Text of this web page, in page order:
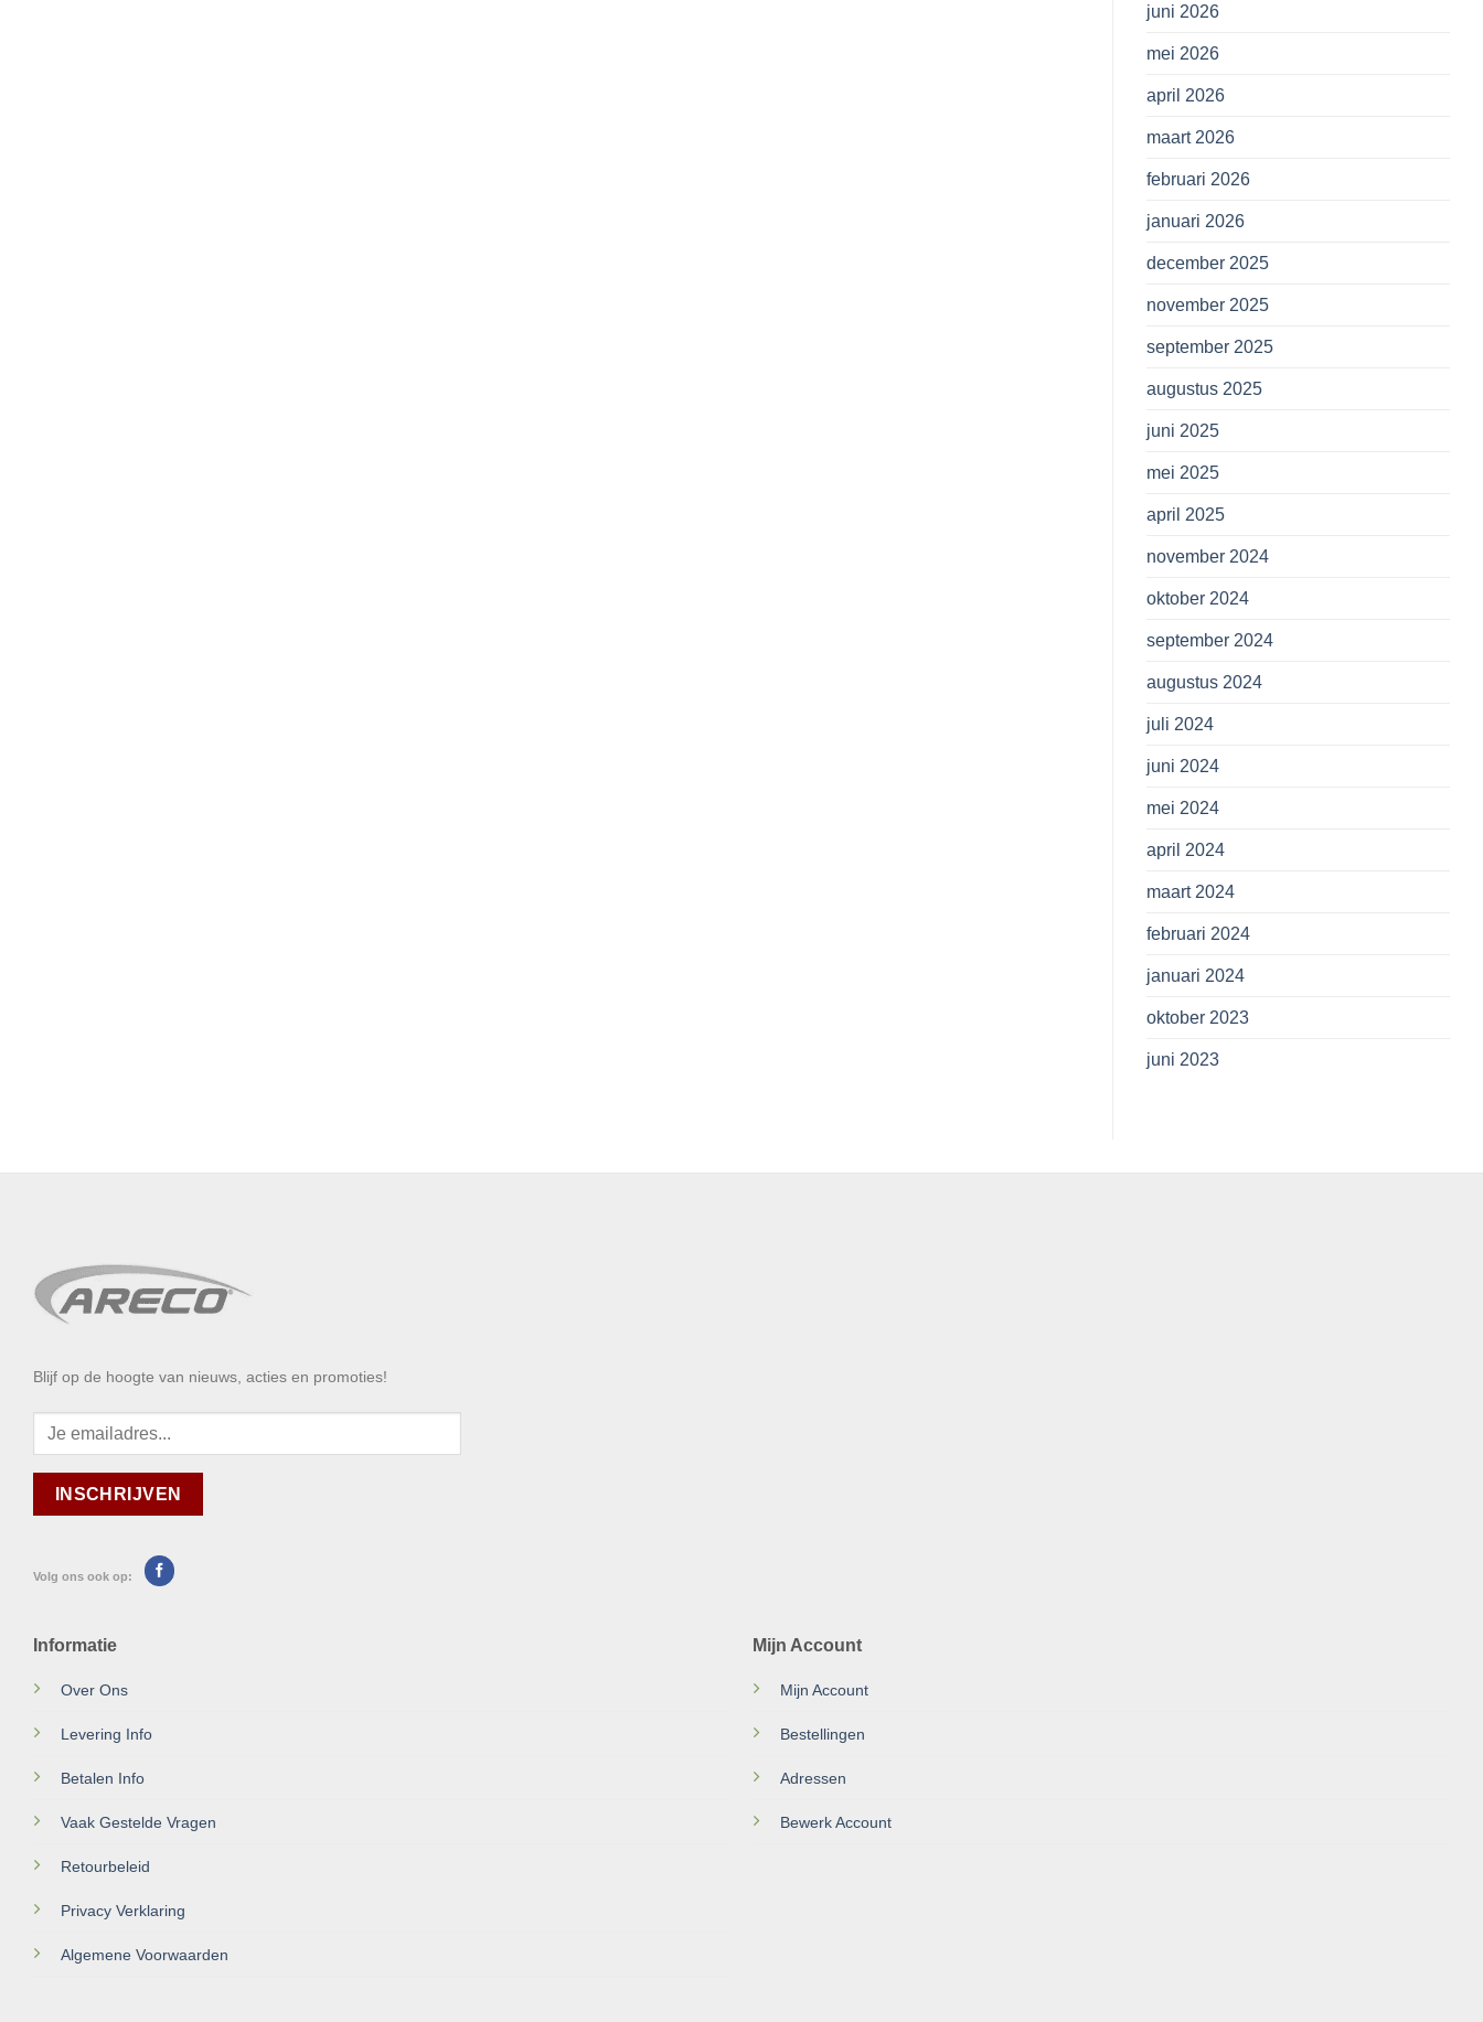
juni 2026
mei 2026
april 2026
maart 2026
februari 2026
januari 2026
december 2025
november 2025
september 2025
augustus 2025
juni 2025
mei 2025
april 2025
november 2024
oktober 2024
september 2024
augustus 2024
juli 2024
juni 2024
mei 2024
april 2024
maart 2024
februari 2024
januari 2024
oktober 2023
juni 2023
Blijf op de hoogte van nieuws, acties en promoties!
Volg ons ook op:
Informatie
Over Ons
Levering Info
Betalen Info
Vaak Gestelde Vragen
Retourbeleid
Privacy Verklaring
Algemene Voorwaarden
Mijn Account
Mijn Account
Bestellingen
Adressen
Bewerk Account